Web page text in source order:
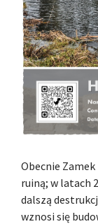
Obecnie Zamek
ruiną; w latach
dalszą
wznosi się